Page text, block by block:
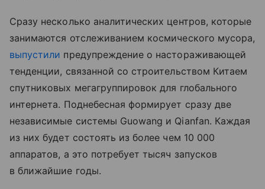
Сразу несколько аналитических центров, которые
занимаются отслеживанием космического мусора,
выпустили предупреждение о настораживающей
тенденции, связанной со строительством Китаем
спутниковых мегагруппировок для глобального
интернета. Поднебесная формирует сразу две
независимые системы Guowang и Qianfan. Каждая
из них будет состоять из более чем 10 000
аппаратов, а это потребует тысяч запусков
в ближайшие годы.